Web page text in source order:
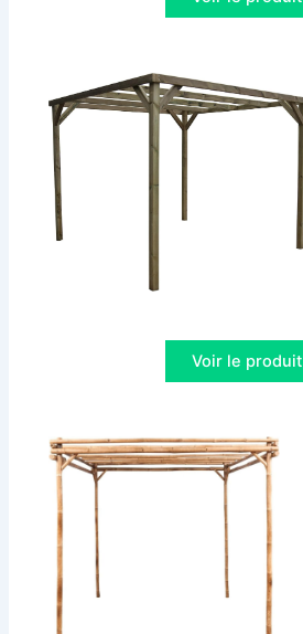
Voir le produit